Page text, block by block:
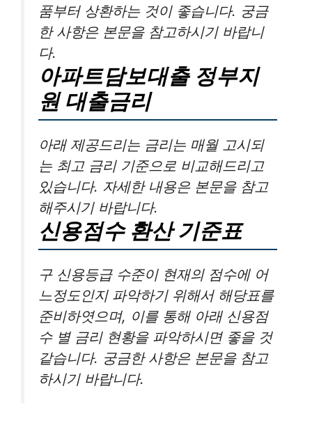
품부터 상환하는 것이 좋습니다. 궁금
한 사항은 본문을 참고하시기 바랍니
다.
아파트담보대출 정부지
원 대출금리
아래 제공드리는 금리는 매월 고시되
는 최고 금리 기준으로 비교해드리고
있습니다. 자세한 내용은 본문을 참고
해주시기 바랍니다.
신용점수 환산 기준표
구 신용등급 수준이 현재의 점수에 어
느정도인지 파악하기 위해서 해당표를
준비하엿으며, 이를 통해 아래 신용점
수 별 금리 현황을 파악하시면 좋을 것
같습니다. 궁금한 사항은 본문을 참고
하시기 바랍니다.